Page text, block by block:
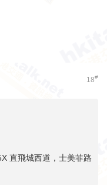
18#
直飛城西道，士美菲路